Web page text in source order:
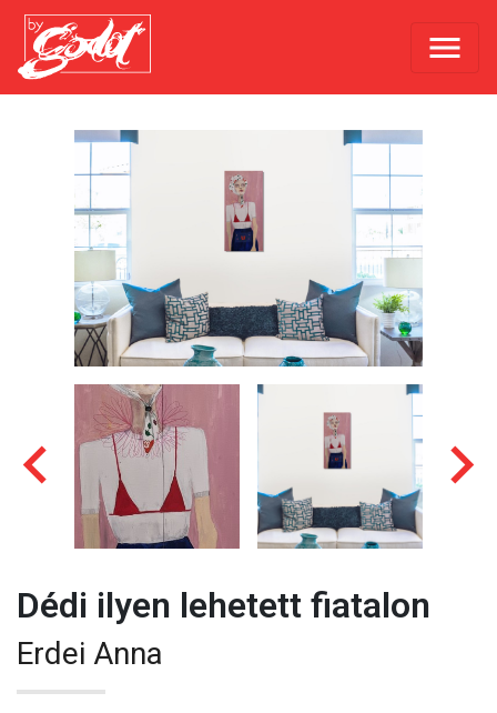
Dédi ilyen lehetett fiatalon
Erdei Anna